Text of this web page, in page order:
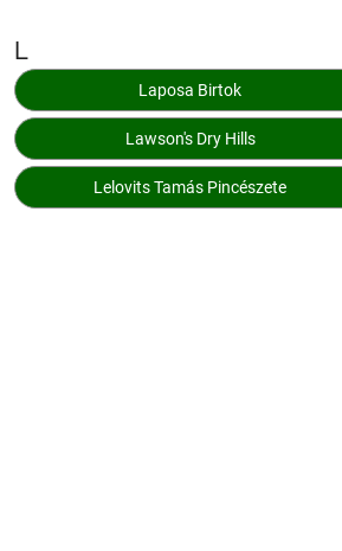
L
Laposa Birtok
Lawson's Dry Hills
Lelovits Tamás Pincészete